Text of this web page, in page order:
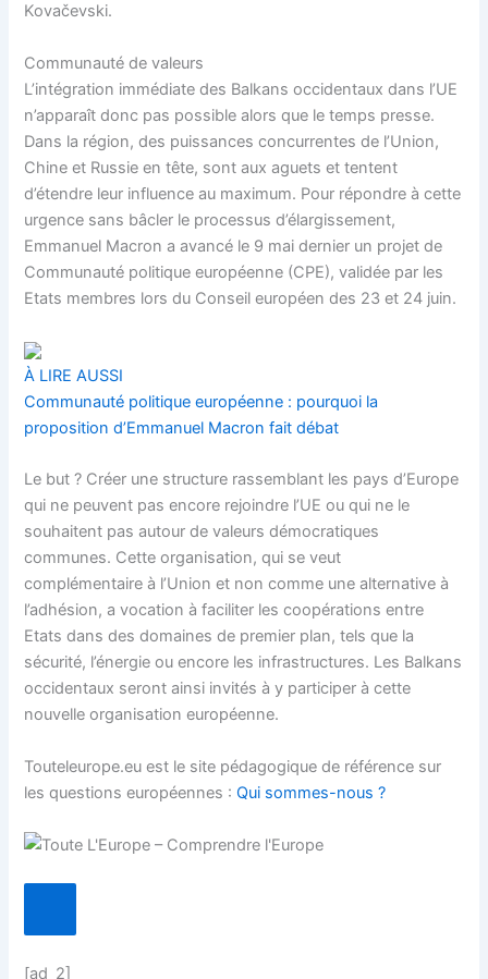
Kovačevski.
Communauté de valeurs
L’intégration immédiate des Balkans occidentaux dans l’UE
n’apparaît donc pas possible alors que le temps presse.
Dans la région, des puissances concurrentes de l’Union,
Chine et Russie en tête, sont aux aguets et tentent
d’étendre leur influence au maximum. Pour répondre à cette
urgence sans bâcler le processus d’élargissement,
Emmanuel Macron a avancé le 9 mai dernier un projet de
Communauté politique européenne (CPE), validée par les
Etats membres lors du Conseil européen des 23 et 24 juin.
À LIRE AUSSI
Communauté politique européenne : pourquoi la
proposition d’Emmanuel Macron fait débat
Le but ? Créer une structure rassemblant les pays d’Europe
qui ne peuvent pas encore rejoindre l’UE ou qui ne le
souhaitent pas autour de valeurs démocratiques
communes. Cette organisation, qui se veut
complémentaire à l’Union et non comme une alternative à
l’adhésion, a vocation à faciliter les coopérations entre
Etats dans des domaines de premier plan, tels que la
sécurité, l’énergie ou encore les infrastructures. Les Balkans
occidentaux seront ainsi invités à y participer à cette
nouvelle organisation européenne.
Touteleurope.eu est le site pédagogique de référence sur
les questions européennes :Qui sommes-nous ?
[ad_2]